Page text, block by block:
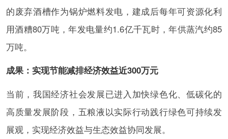
的废弃酒槽作为锅炉燃料发电，建成后每年可资源化利
用酒糟80万吨，年发电量约1.6亿千瓦时，年供蒸汽约85
万吨。
成果：实现节能减排经济效益近300万元
当前，我国经济社会发展已进入加快绿色化、低碳化的
高质量发展阶段，五粮液以实际行动践行绿色可持续发
展观，实现经济效益与生态效益协同发展。